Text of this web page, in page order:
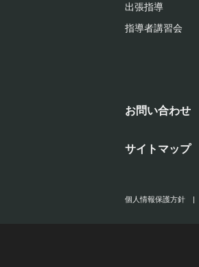
出張指導
指導者講習会
お問い合わせ
サイトマップ
個人情報保護方針 |